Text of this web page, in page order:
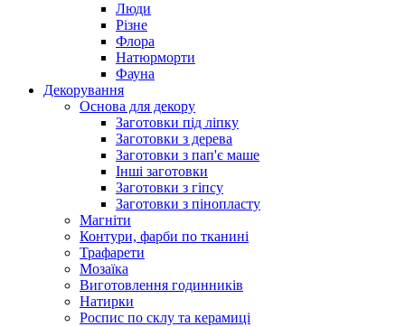
Люди
Різне
Флора
Натюрморти
Фауна
Декорування
Основа для декору
Заготовки під ліпку
Заготовки з дерева
Заготовки з пап'є маше
Інші заготовки
Заготовки з гіпсу
Заготовки з пінопласту
Магніти
Контури, фарби по тканині
Трафарети
Мозаїка
Виготовлення годинників
Натирки
Роспис по склу та керамиці